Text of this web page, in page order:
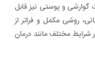
و پوستی نیز قابل
روشی مکمل و فراتر از
مختلف مانند درمان